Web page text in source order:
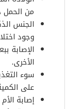
من الحمل
الجنس
وجود
الإصابة
الأخرى.
سوء
على
إصابة